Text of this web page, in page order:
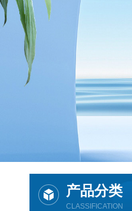
产品分类
CLASSIFICATION